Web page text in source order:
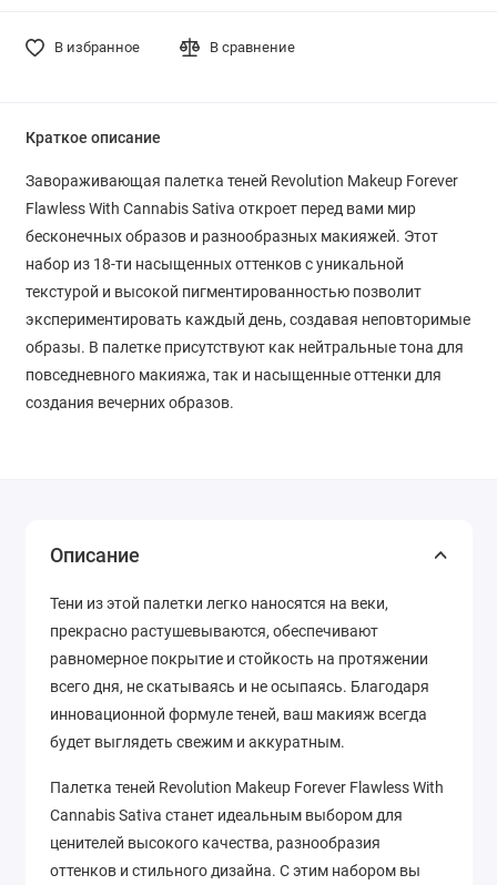
В избранное В сравнение
Краткое описание
Завораживающая палетка теней Revolution Makeup Forever
Flawless With Cannabis Sativa откроет перед вами мир
бесконечных образов и разнообразных макияжей. Этот
набор из 18-ти насыщенных оттенков с уникальной
текстурой и высокой пигментированностью позволит
экспериментировать каждый день, создавая неповторимые
образы. В палетке присутствуют как нейтральные тона для
повседневного макияжа, так и насыщенные оттенки для
создания вечерних образов.
Описание
Тени из этой палетки легко наносятся на веки,
прекрасно растушевываются, обеспечивают
равномерное покрытие и стойкость на протяжении
всего дня, не скатываясь и не осыпаясь. Благодаря
инновационной формуле теней, ваш макияж всегда
будет выглядеть свежим и аккуратным.
Палетка теней Revolution Makeup Forever Flawless With
Cannabis Sativa станет идеальным выбором для
ценителей высокого качества, разнообразия
оттенков и стильного дизайна. С этим набором вы